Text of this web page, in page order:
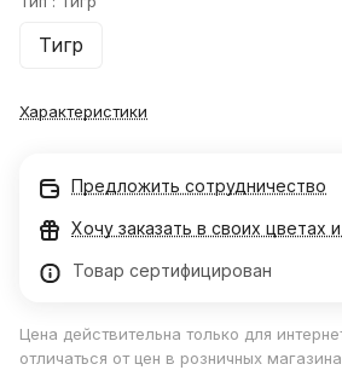
Тигр
Характеристики
Предложить сотрудничество
Хочу заказать в своих цветах
Товар сертифицирован
Цена действительна только для
отличаться от цен в розничных